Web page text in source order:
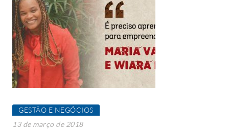
GESTÃO E NEGÓCIOS
13 de março de 2018